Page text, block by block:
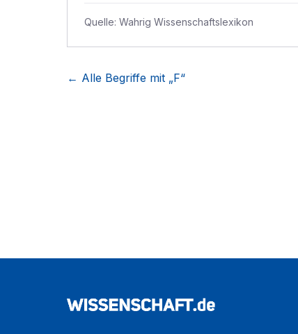
Quelle: Wahrig Wissenschaftslexikon
← Alle Begriffe mit „F“